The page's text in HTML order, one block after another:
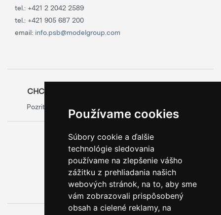
Používame cookies
Súbory cookie a ďalšie
technológie sledovania
používame na zlepšenie vášho
zážitku z prehliadania našich
webových stránok, na to, aby sme
vám zobrazovali prispôsobený
obsah a cielené reklamy, na
tel.: +421 2 2042 2589
tel.: +421 905 687 200
email: info.psb@modelgroup.com
CHCETE SA O OBALOCH DOZVEDIEŤ VIAC?
Pozrite si oficiálny web výrobcu obalov
0800 888 123
BEZPLATNÁ INFOLINKA